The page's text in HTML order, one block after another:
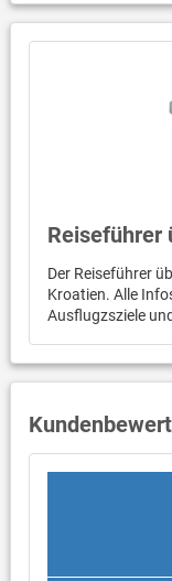
Reiseführer
Der Reiseführer
Kroatien. Alle
Ausflugzsziele